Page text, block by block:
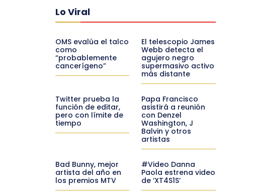
Lo Viral
OMS evalúa el talco
como
“probablemente
cancerígeno”
El telescopio James
Webb detecta el
agujero negro
supermasivo activo
más distante
Twitter prueba la
función de editar,
pero con límite de
tiempo
Papa Francisco
asistirá a reunión
con Denzel
Washington, J
Balvin y otros
artistas
Bad Bunny, mejor
artista del año en
los premios MTV
#Video Danna
Paola estrena video
de ‘XT4S1S’